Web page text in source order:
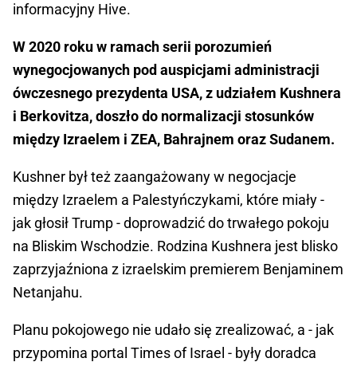
informacyjny Hive.
W 2020 roku w ramach serii porozumień
wynegocjowanych pod auspicjami administracji
ówczesnego prezydenta USA, z udziałem Kushnera
i Berkovitza, doszło do normalizacji stosunków
między Izraelem i ZEA, Bahrajnem oraz Sudanem.
Kushner był też zaangażowany w negocjacje
między Izraelem a Palestyńczykami, które miały -
jak głosił Trump - doprowadzić do trwałego pokoju
na Bliskim Wschodzie. Rodzina Kushnera jest blisko
zaprzyjaźniona z izraelskim premierem Benjaminem
Netanjahu.
Planu pokojowego nie udało się zrealizować, a - jak
przypomina portal Times of Israel - były doradca